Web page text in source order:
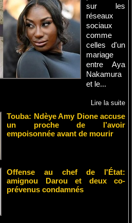
sur les
réseaux
sociaux
comme
celles d'un
mariage
entre Aya
Nakamura
et le...
Lire la suite
Touba: Ndèye Amy Dione accuse
un proche de l’avoir
empoisonnée avant de mourir
Offense au chef de l'État:
amignou Darou et deux co-
prévenus condamnés